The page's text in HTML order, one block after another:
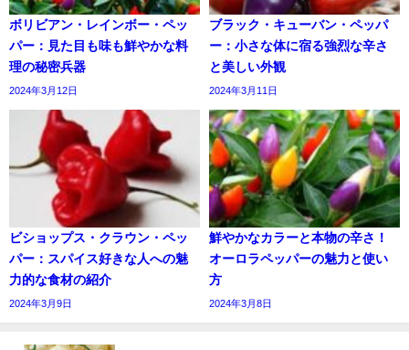
ボリビアン・レインボー・ペッ
パー：見た目も味も鮮やかな料
理の秘密兵器
2024年3月12日
ブラック・キューバン・ペッパ
ー：小さな体に宿る強烈な辛さ
と美しい外観
2024年3月11日
ビショップス・クラウン・ペッ
パー：スパイス好きな人への魅
力的な食材の紹介
2024年3月9日
鮮やかなカラーと本物の辛さ！
オーロラペッパーの魅力と使い
方
2024年3月8日